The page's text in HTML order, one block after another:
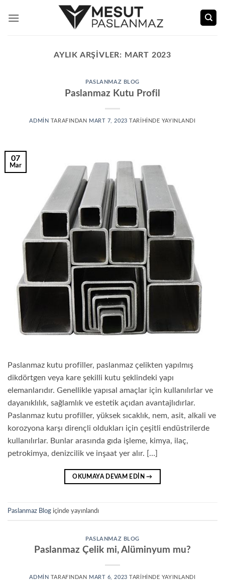
atla
AYLIK ARŞIVLER: MART 2023
PASLANMAZ BLOG
Paslanmaz Kutu Profil
ADMIN TARAFINDAN MART 7, 2023 TARIHINDE YAYINLANDI
07
Mar
Paslanmaz kutu profiller, paslanmaz çelikten yapılmış
dikdörtgen veya kare şekilli kutu şeklindeki yapı
elemanlarıdır. Genellikle yapısal amaçlar için kullanılırlar ve
dayanıklılık, sağlamlık ve estetik açıdan avantajlıdırlar.
Paslanmaz kutu profiller, yüksek sıcaklık, nem, asit, alkali ve
korozyona karşı dirençli oldukları için çeşitli endüstrilerde
kullanılırlar. Bunlar arasında gıda işleme, kimya, ilaç,
petrokimya, denizcilik ve inşaat yer alır. […]
OKUMAYA DEVAM EDIN→
Paslanmaz Blog içinde yayınlandı
PASLANMAZ BLOG
Paslanmaz Çelik mi, Alüminyum mu?
ADMIN TARAFINDAN MART 6, 2023 TARIHINDE YAYINLANDI